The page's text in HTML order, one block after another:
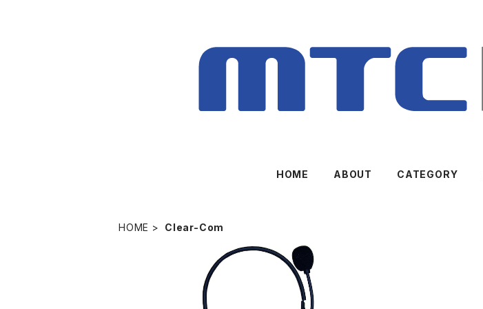
HOME ABOUT CATEGORY
HOME Clear-Com